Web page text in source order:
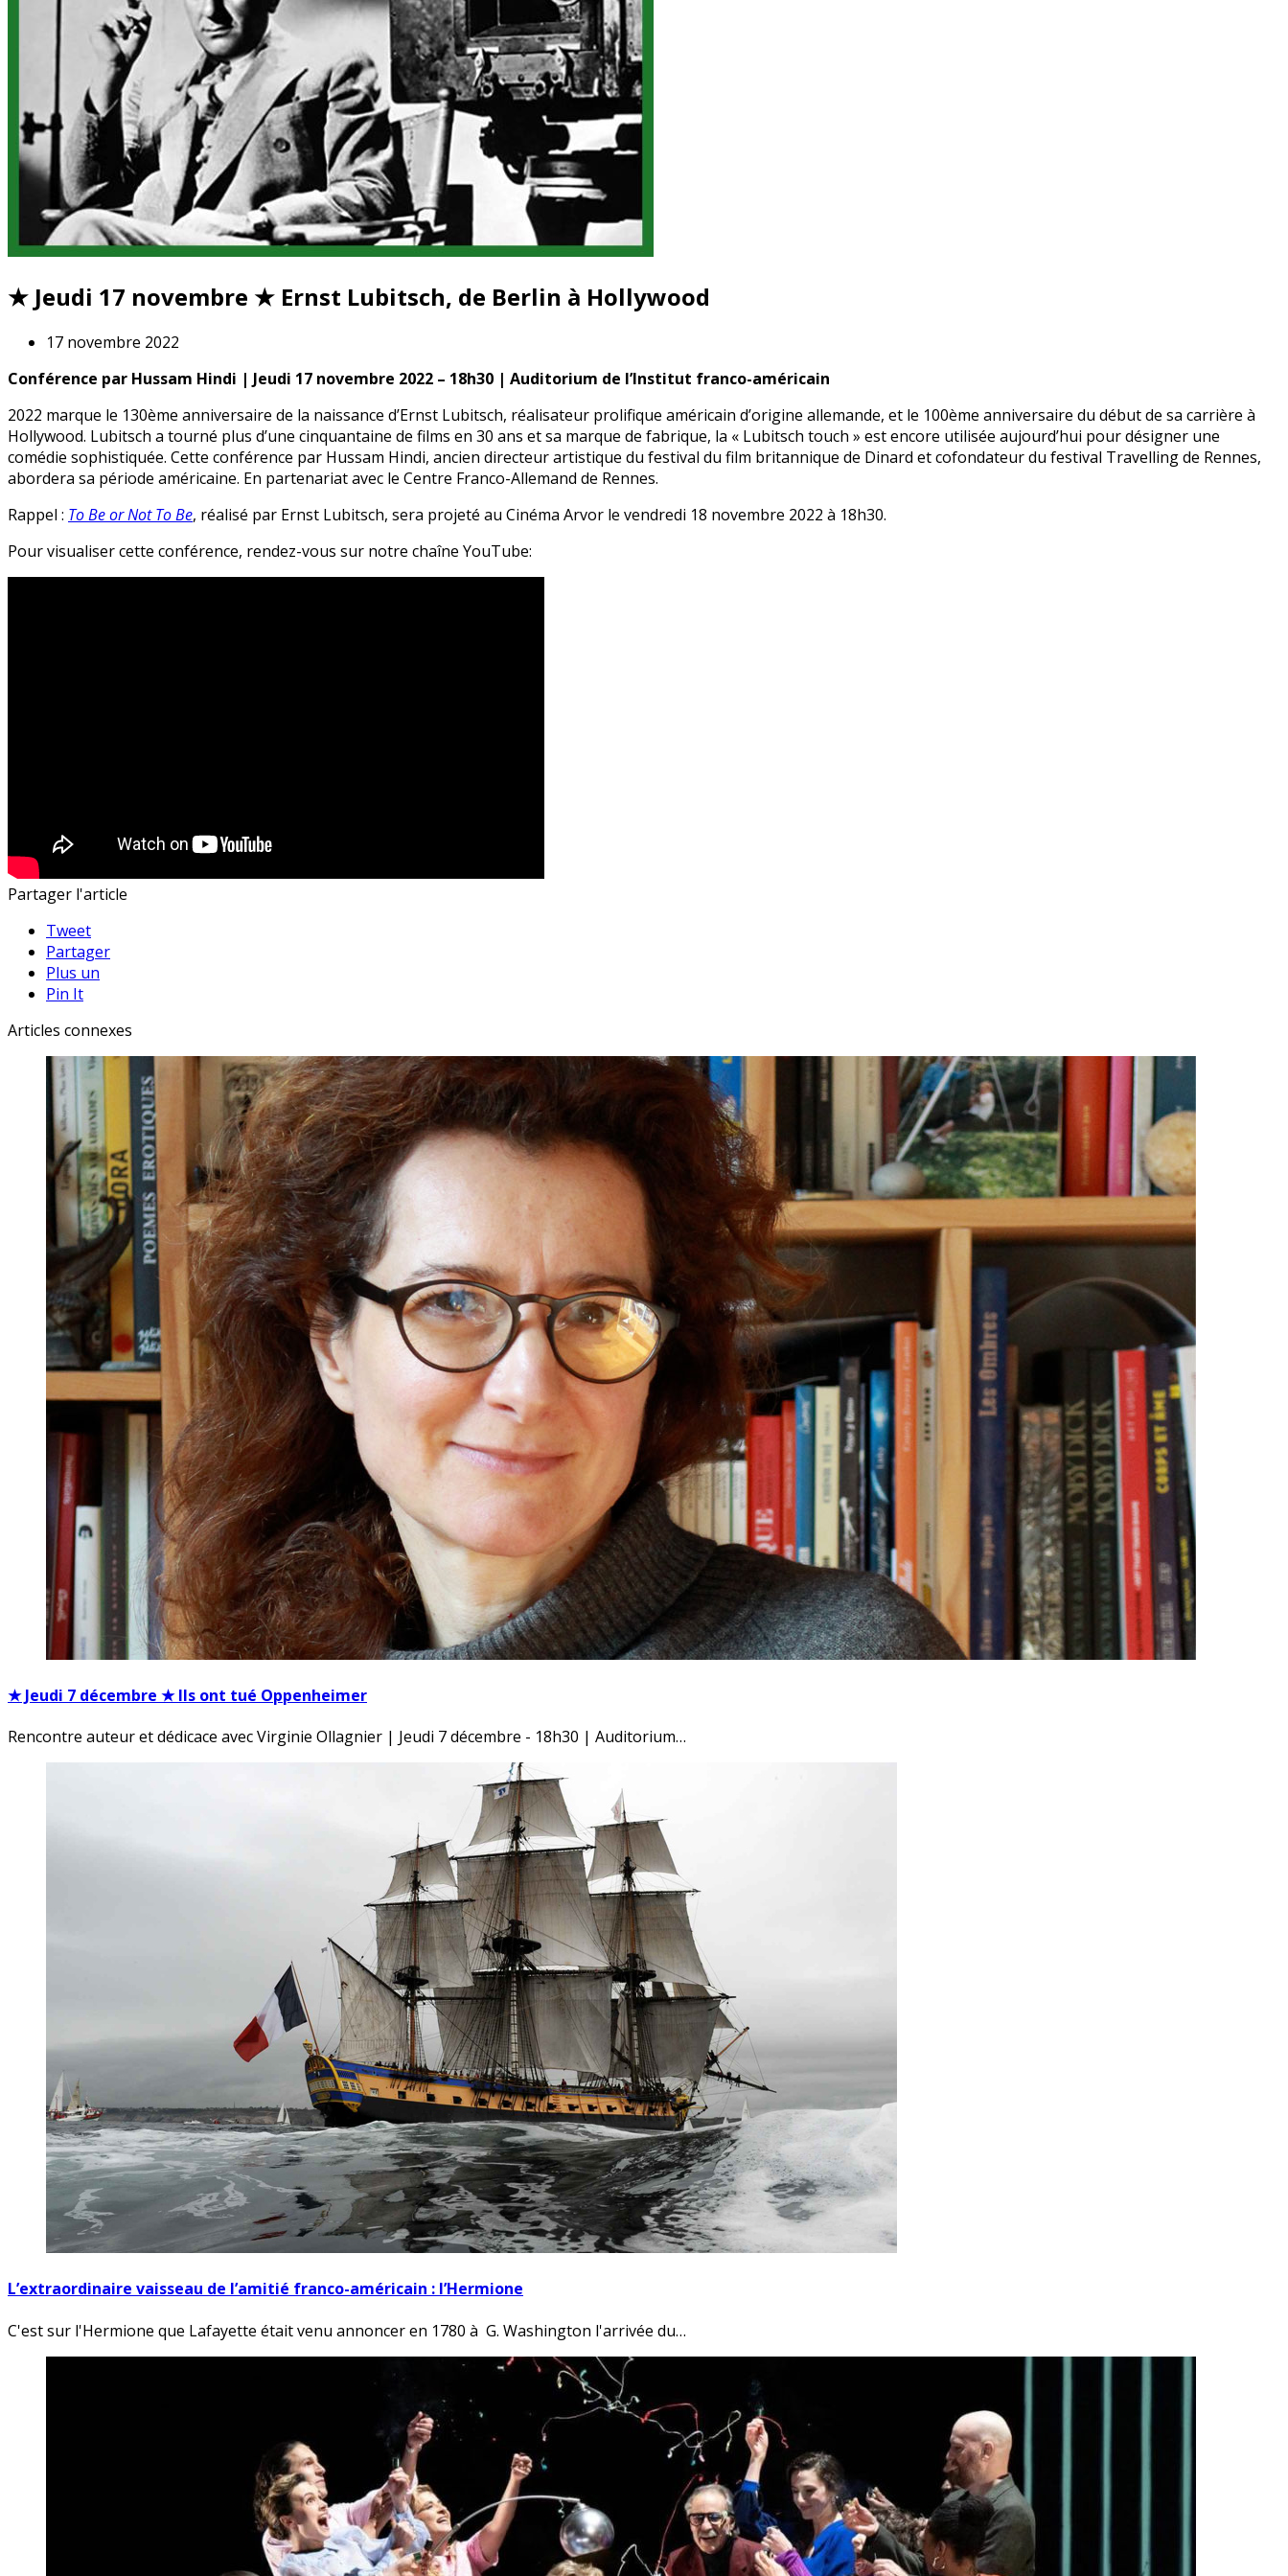
★ Jeudi 17 novembre ★ Ernst Lubitsch, de Berlin à Hollywood
17 novembre 2022
Conférence par Hussam Hindi | Jeudi 17 novembre 2022 – 18h30 | Auditorium de l’Institut franco-américain
2022 marque le 130ème anniversaire de la naissance d’Ernst Lubitsch, réalisateur prolifique américain d’origine allemande, et le 100ème anniversaire du début de sa carrière à
Hollywood. Lubitsch a tourné plus d’une cinquantaine de films en 30 ans et sa marque de fabrique, la « Lubitsch touch » est encore utilisée aujourd’hui pour désigner une
comédie sophistiquée. Cette conférence par Hussam Hindi, ancien directeur artistique du festival du film britannique de Dinard et cofondateur du festival Travelling de Rennes,
abordera sa période américaine. En partenariat avec le Centre Franco-Allemand de Rennes.
Rappel : To Be or Not To Be, réalisé par Ernst Lubitsch, sera projeté au Cinéma Arvor le vendredi 18 novembre 2022 à 18h30.
Pour visualiser cette conférence, rendez-vous sur notre chaîne YouTube:
Partager l'article
Tweet
Partager
Plus un
Pin It
Articles connexes
★ Jeudi 7 décembre ★ Ils ont tué Oppenheimer
Rencontre auteur et dédicace avec Virginie Ollagnier | Jeudi 7 décembre - 18h30 | Auditorium…
L’extraordinaire vaisseau de l’amitié franco-américain : l’Hermione
C'est sur l'Hermione que Lafayette était venu annoncer en 1780 à G. Washington l'arrivée du…